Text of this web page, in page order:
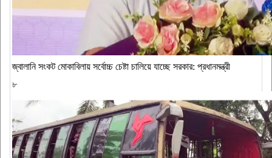
জ্বালানি সংকট মোকাবিলায় সর্বোচ্চ চেষ্টা চালিয়ে যাচ্ছে সরকার: প্রধানমন্ত্রী
৮